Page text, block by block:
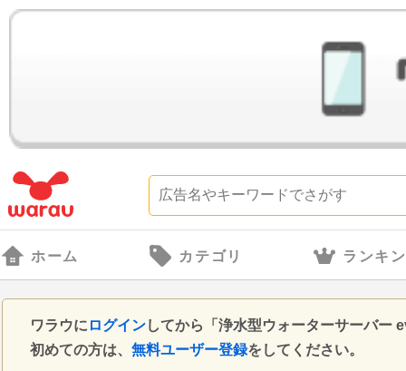
ホーム カテゴリ ランキ
ワラウに ログインしてから「浄水型ウォーターサーバー
初めての方は、 無料ユーザー登録をしてください。